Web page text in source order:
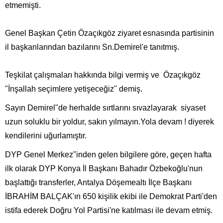
etmemişti.
Genel Başkan Çetin Özaçıkgöz ziyaret esnasında partisinin
il başkanlarından bazılarını Sn.Demirel'e tanıtmış.
Teşkilat çalışmaları hakkında bilgi vermiş ve Özaçıkgöz
"İnşallah seçimlere yetişeceğiz" demiş.
Sayın Demirel"de herhalde sırtlarını sıvazlayarak  siyaset
uzun soluklu bir yoldur, sakın yılmayın.Yola devam ! diyerek
kendilerini uğurlamıştır.
DYP Genel Merkez"inden gelen bilgilere göre, geçen hafta
ilk olarak DYP Konya İl Başkanı Bahadır Özbekoğlu'nun
başlattığı transferler, Antalya Döşemealtı İlçe Başkanı
İBRAHİM BALÇAK'ın 650 kişilik ekibi ile Demokrat Parti'den
istifa ederek Doğru Yol Partisi'ne katılması ile devam etmiş.